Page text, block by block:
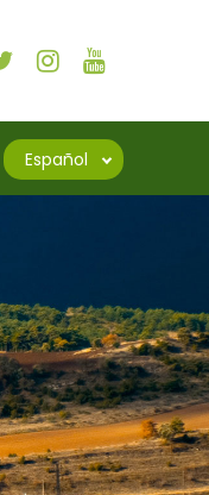
Español